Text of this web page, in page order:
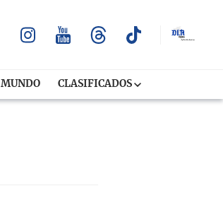
MUNDO CLASIFICADOS